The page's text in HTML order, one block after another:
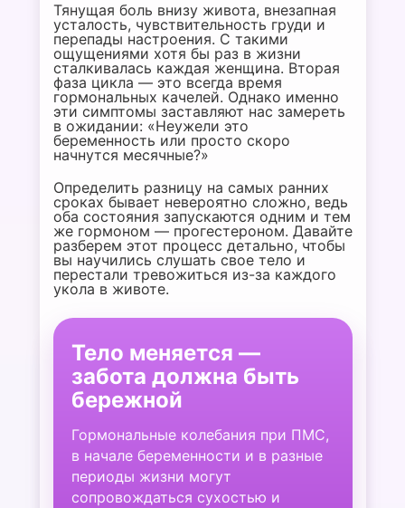
Тянущая боль внизу живота, внезапная
усталость, чувствительность груди и
перепады настроения. С такими
ощущениями хотя бы раз в жизни
сталкивалась каждая женщина. Вторая
фаза цикла — это всегда время
гормональных качелей. Однако именно
эти симптомы заставляют нас замереть
в ожидании: «Неужели это
беременность или просто скоро
начнутся месячные?»
Определить разницу на самых ранних
сроках бывает невероятно сложно, ведь
оба состояния запускаются одним и тем
же гормоном — прогестероном. Давайте
разберем этот процесс детально, чтобы
вы научились слушать свое тело и
перестали тревожиться из-за каждого
укола в животе.
Тело меняется —
забота должна быть
бережной
Гормональные колебания при ПМС,
в начале беременности и в разные
периоды жизни могут
сопровождаться сухостью и